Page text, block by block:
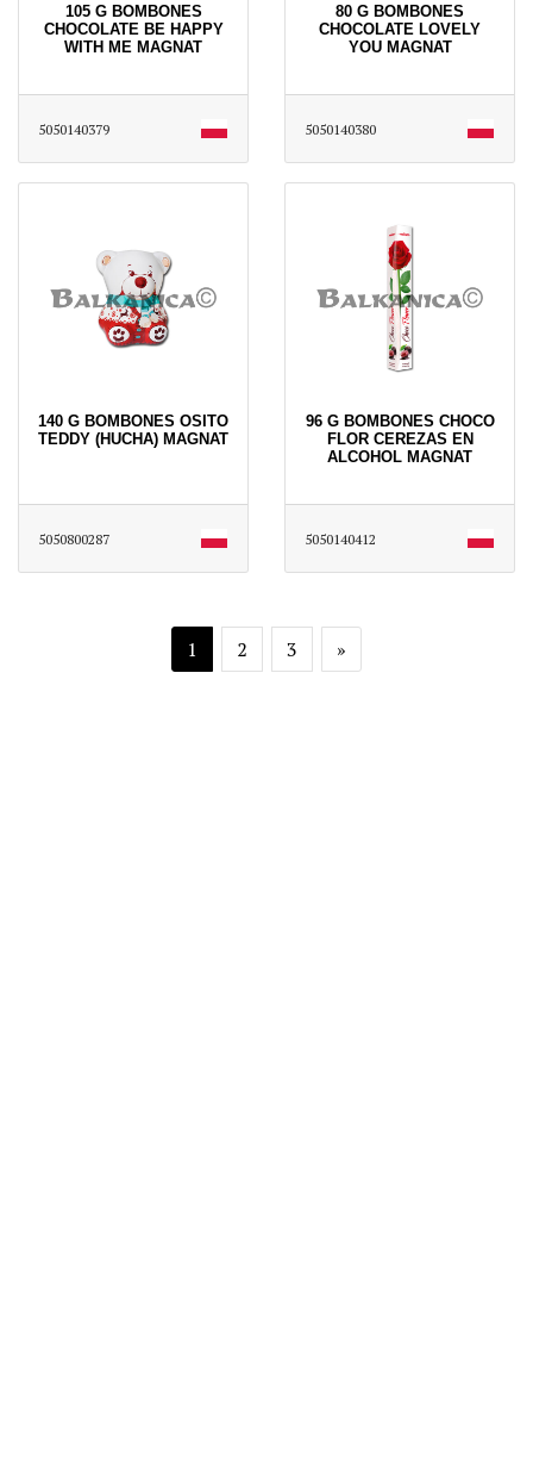
105 G BOMBONES
CHOCOLATE BE HAPPY
WITH ME MAGNAT
5050140379
80 G BOMBONES
CHOCOLATE LOVELY
YOU MAGNAT
5050140380
140 G BOMBONES OSITO
TEDDY (HUCHA) MAGNAT
5050800287
96 G BOMBONES CHOCO
FLOR CEREZAS EN
ALCOHOL MAGNAT
5050140412
1 2 3 »